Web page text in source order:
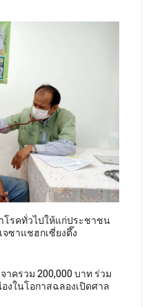
โรคทั่วไปให้แก่ประชาชน
ซาแชฮกเซี่ยงตึ๊ง
ครวม 200,000 บาท ร่วม
ในโอกาสฉลองเปิดศาล